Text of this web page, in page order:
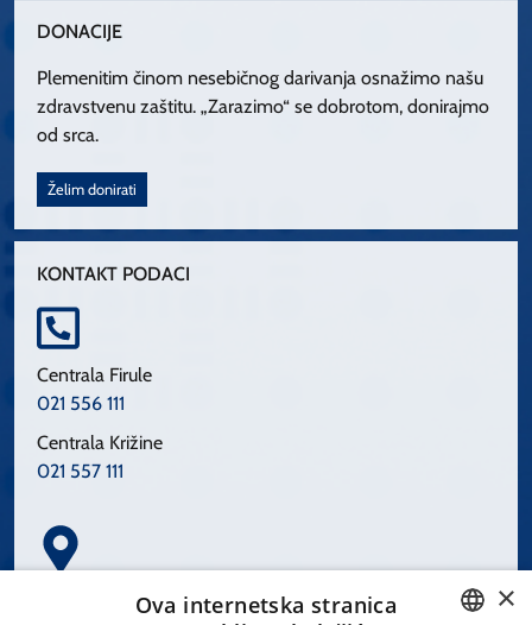
DONACIJE
Plemenitim činom nesebičnog darivanja osnažimo našu
zdravstvenu zaštitu. „Zarazimo“ se dobrotom, donirajmo
od srca.
Želim donirati
KONTAKT PODACI
Centrala Firule
021 556 111
Centrala Križine
021 557 111
Spinčićeva 1, 21000 Split
×
Ova internetska stranica